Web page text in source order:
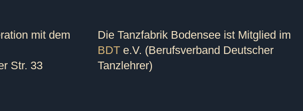
mit dem
Str. 33
Die Tanzfabrik Bodensee ist Mitglied im
BDT e.V. (Berufsverband Deutscher
Tanzlehrer)